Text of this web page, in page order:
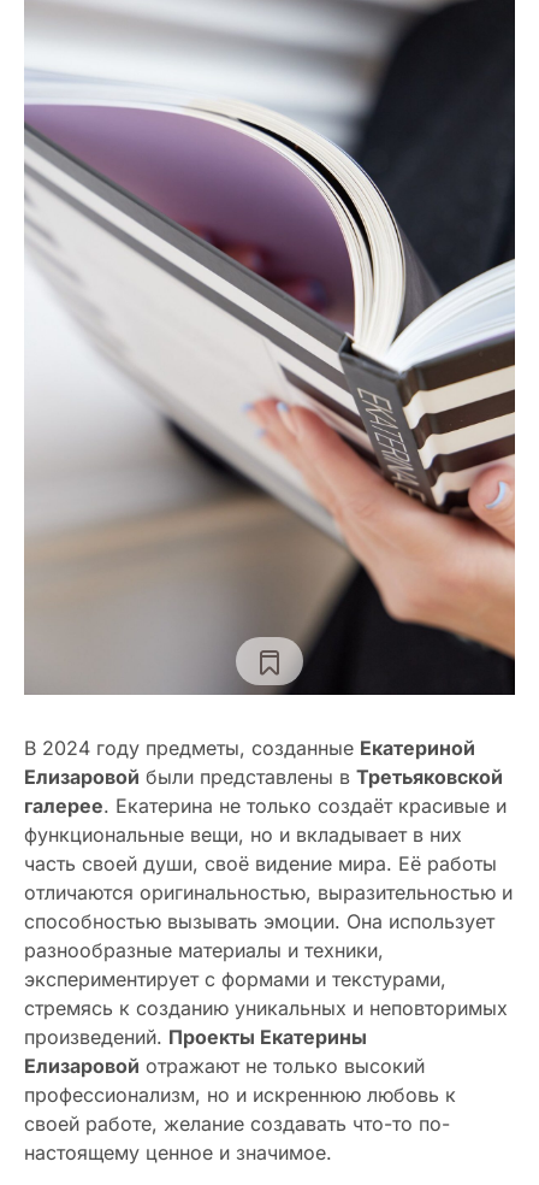
В 2024 году предметы, созданные Екатериной
Елизаровой были представлены в Третьяковской
галерее. Екатерина не только создаёт красивые и
функциональные вещи, но и вкладывает в них
часть своей души, своё видение мира. Её работы
отличаются оригинальностью, выразительностью и
способностью вызывать эмоции. Она использует
разнообразные материалы и техники,
экспериментирует с формами и текстурами,
стремясь к созданию уникальных и неповторимых
произведений. Проекты Екатерины
Елизаровой отражают не только высокий
профессионализм, но и искреннюю любовь к
своей работе, желание создавать что-то по-
настоящему ценное и значимое.